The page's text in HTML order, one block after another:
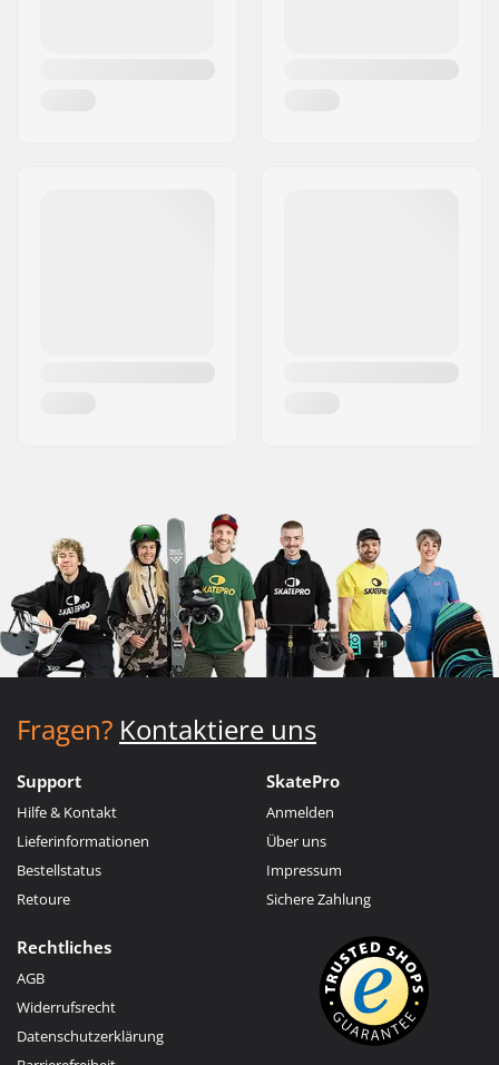
Fragen? Kontaktiere uns
Support
Hilfe & Kontakt
Lieferinformationen
Bestellstatus
Retoure
SkatePro
Anmelden
Über uns
Impressum
Sichere Zahlung
Rechtliches
AGB
Widerrufsrecht
Datenschutzerklärung